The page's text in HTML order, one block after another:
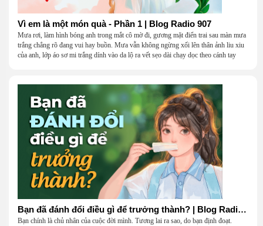
Vì em là một món quà - Phần 1 | Blog Radio 907
Mưa rơi, làm hình bóng anh trong mắt cô mờ đi, gương mặt điển trai sau màn mưa
trắng chẳng rõ đang vui hay buồn. Mưa vẫn không ngừng xối lên thân ảnh liu xiu
của anh, lớp áo sơ mi trắng dính vào da lộ ra vết sẹo dài chạy dọc theo cánh tay
Bạn đã đánh đổi điều gì để trưởng thành? | Blog Radio 906
Bạn chính là chủ nhân của cuộc đời mình. Tương lai ra sao, do bạn định đoạt.